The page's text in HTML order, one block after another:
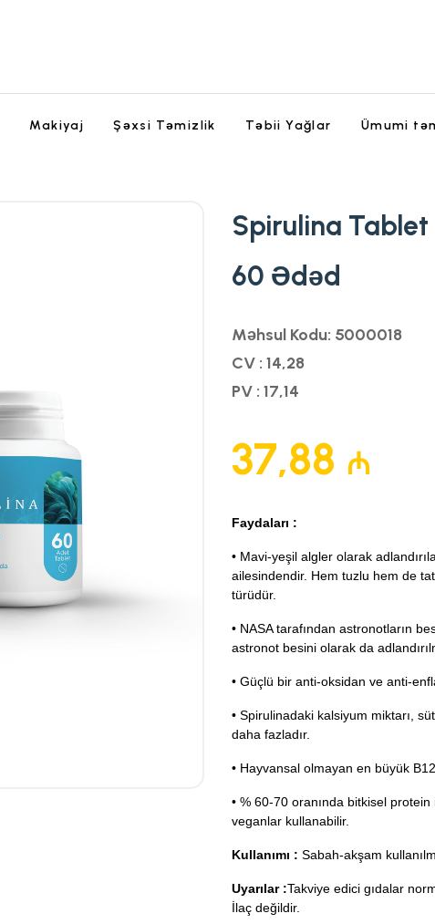
Makiyaj Şəxsi Təmizlik Təbii Yağlar Ümumi
Spirulina Tablet
60 Ədəd
Məhsul Kodu: 5000018
CV : 14,28
PV : 17,14
37,88 ₼
Faydaları :
• Mavi-yeşil algler olarak
ailesindendir. Hem tuzlu hem de
türüdür.
• NASA tarafından astronotların
astronot besini olarak da
• Güçlü bir anti-oksidan ve anti-
• Spirulinadaki kalsiyum miktarı,
daha fazladır.
• Hayvansal olmayan en büyük
• % 60-70 oranında bitkisel
veganlar kullanabilir.
Kullanımı : Sabah-akşam
Uyarılar :Takviye edici gıdalar
İlaç değildir.